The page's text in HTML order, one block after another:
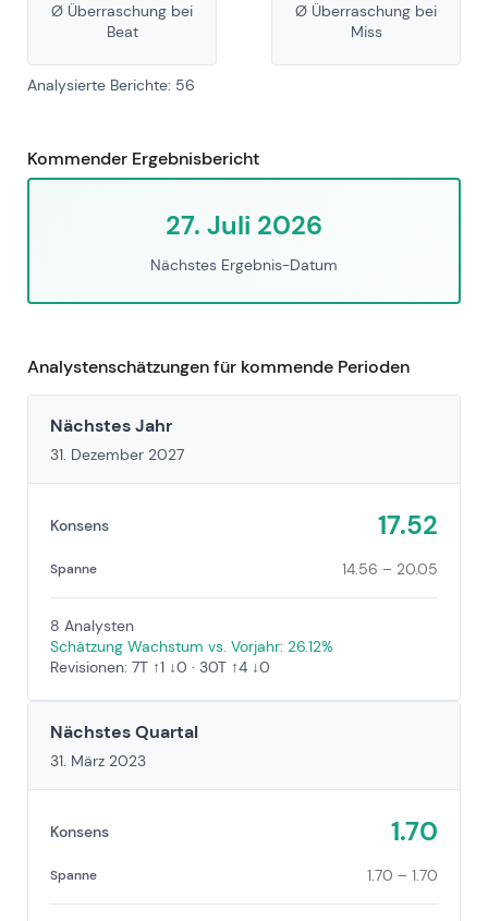
Ø Überraschung bei
Beat
Ø Überraschung bei
Miss
Analysierte Berichte: 56
Kommender Ergebnisbericht
27. Juli 2026
Nächstes Ergebnis-Datum
Analystenschätzungen für kommende Perioden
Nächstes Jahr
31. Dezember 2027
Konsens 17.52
Spanne 14.56 – 20.05
8 Analysten
Schätzung Wachstum vs. Vorjahr: 26.12%
Revisionen: 7T ↑1 ↓0 · 30T ↑4 ↓0
Nächstes Quartal
31. März 2023
Konsens 1.70
Spanne 1.70 – 1.70